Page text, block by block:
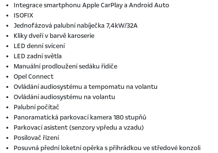
Integrace smartphonu Apple CarPlay a Android Auto
ISOFIX
Jednofázová palubní nabíječka 7,4kW/32A
Kliky dveří v barvě karoserie
LED denní svícení
LED zadní světla
Manuální prodloužení sedáku řidiče
Opel Connect
Ovládání audiosystému a tempomatu na volantu
Ovládání audiosystému na volantu
Palubní počítač
Panoramatická parkovací kamera 180 stupňů
Parkovací asistent (senzory vpředu a vzadu)
Posilovač řízení
Posuvná přední loketní opěrka s přihrádkou ve středové konzoli